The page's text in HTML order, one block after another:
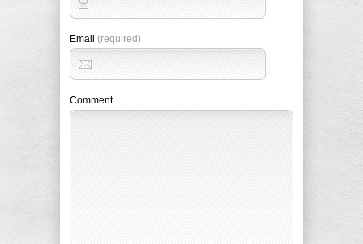
Email (required)
Comment